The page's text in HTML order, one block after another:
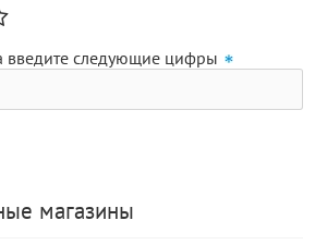
введите следующие цифры
магазины